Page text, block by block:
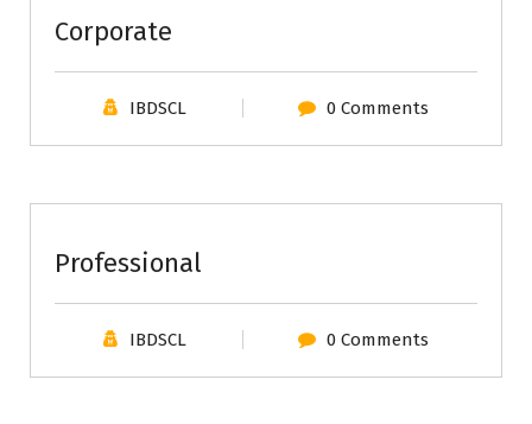
Corporate
IBDSCL 0 Comments
Professional
IBDSCL 0 Comments